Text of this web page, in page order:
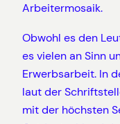
Arbeitermosaik.
Obwohl es den
es vielen an Sinn
Erwerbsarbeit. In
laut der
mit der höchsten